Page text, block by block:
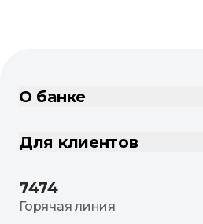
О банке
Для клиентов
7474
Горячая линия